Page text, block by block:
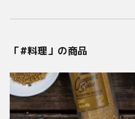
「#料理」の商品